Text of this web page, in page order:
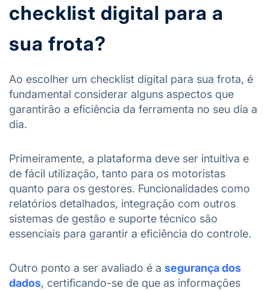
checklist digital para a
sua frota?
Ao escolher um checklist digital para sua frota, é
fundamental considerar alguns aspectos que
garantirão a eficiência da ferramenta no seu dia a
dia.
Primeiramente, a plataforma deve ser intuitiva e
de fácil utilização, tanto para os motoristas
quanto para os gestores. Funcionalidades como
relatórios detalhados, integração com outros
sistemas de gestão e suporte técnico são
essenciais para garantir a eficiência do controle.
Outro ponto a ser avaliado é a segurança dos
dados, certificando-se de que as informações